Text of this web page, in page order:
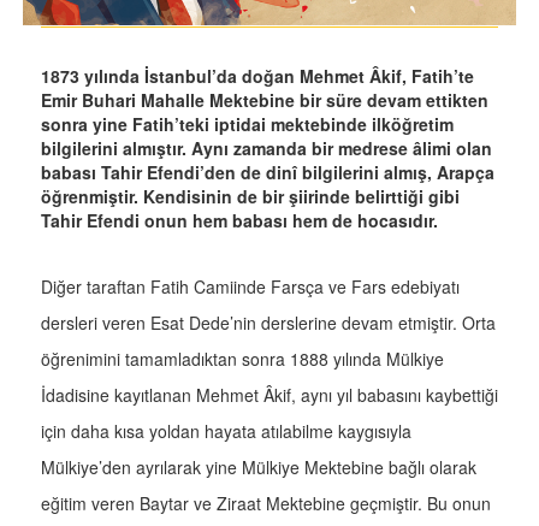
1873 yılında İstanbul’da doğan Mehmet Âkif, Fatih’te
Emir Buhari Mahalle Mektebine bir süre devam ettikten
sonra yine Fatih’teki iptidai mektebinde ilköğretim
bilgilerini almıştır. Aynı zamanda bir medrese âlimi olan
babası Tahir Efendi’den de dinî bilgilerini almış, Arapça
öğrenmiştir. Kendisinin de bir şiirinde belirttiği gibi
Tahir Efendi onun hem babası hem de hocasıdır.
Diğer taraftan Fatih Camiinde Farsça ve Fars edebiyatı
dersleri veren Esat Dede’nin derslerine devam etmiştir. Orta
öğrenimini tamamladıktan sonra 1888 yılında Mülkiye
İdadisine kayıtlanan Mehmet Âkif, aynı yıl babasını kaybettiği
için daha kısa yoldan hayata atılabilme kaygısıyla
Mülkiye’den ayrılarak yine Mülkiye Mektebine bağlı olarak
eğitim veren Baytar ve Ziraat Mektebine geçmiştir. Bu onun